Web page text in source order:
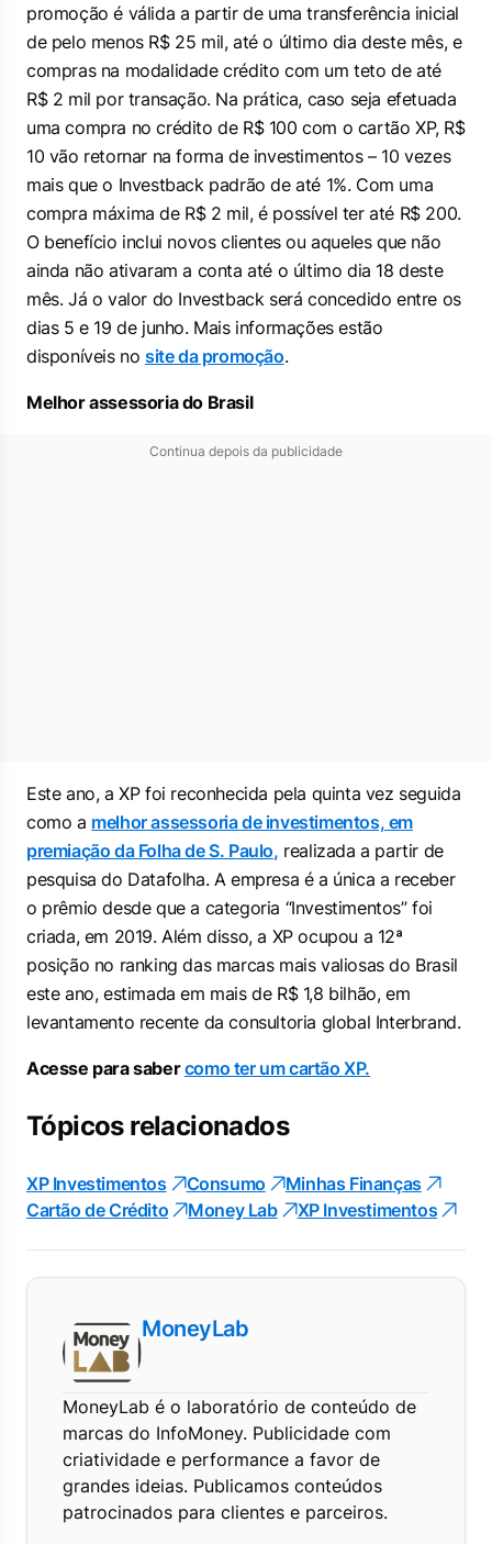
promoção é válida a partir de uma transferência inicial
de pelo menos R$ 25 mil, até o último dia deste mês, e
compras na modalidade crédito com um teto de até
R$ 2 mil por transação. Na prática, caso seja efetuada
uma compra no crédito de R$ 100 com o cartão XP, R$
10 vão retornar na forma de investimentos – 10 vezes
mais que o Investback padrão de até 1%. Com uma
compra máxima de R$ 2 mil, é possível ter até R$ 200.
O benefício inclui novos clientes ou aqueles que não
ainda não ativaram a conta até o último dia 18 deste
mês. Já o valor do Investback será concedido entre os
dias 5 e 19 de junho. Mais informações estão
disponíveis no site da promoção.
Melhor assessoria do Brasil
Continua depois da publicidade
Este ano, a XP foi reconhecida pela quinta vez seguida
como a melhor assessoria de investimentos, em
premiação da Folha de S. Paulo, realizada a partir de
pesquisa do Datafolha. A empresa é a única a receber
o prêmio desde que a categoria “Investimentos” foi
criada, em 2019. Além disso, a XP ocupou a 12ª
posição no ranking das marcas mais valiosas do Brasil
este ano, estimada em mais de R$ 1,8 bilhão, em
levantamento recente da consultoria global Interbrand.
Acesse para sabercomo ter um cartão XP.
Tópicos relacionados
XP Investimentos Consumo
Minhas Finanças
Cartão de Crédito
Money Lab XP Investimentos
MoneyLab
MoneyLab é o laboratório de conteúdo de
marcas do InfoMoney. Publicidade com
criatividade e performance a favor de
grandes ideias. Publicamos conteúdos
patrocinados para clientes e parceiros.